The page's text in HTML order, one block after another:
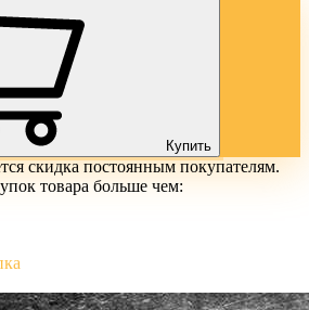
Купить
скидка постоянным покупателям.
товара больше чем: